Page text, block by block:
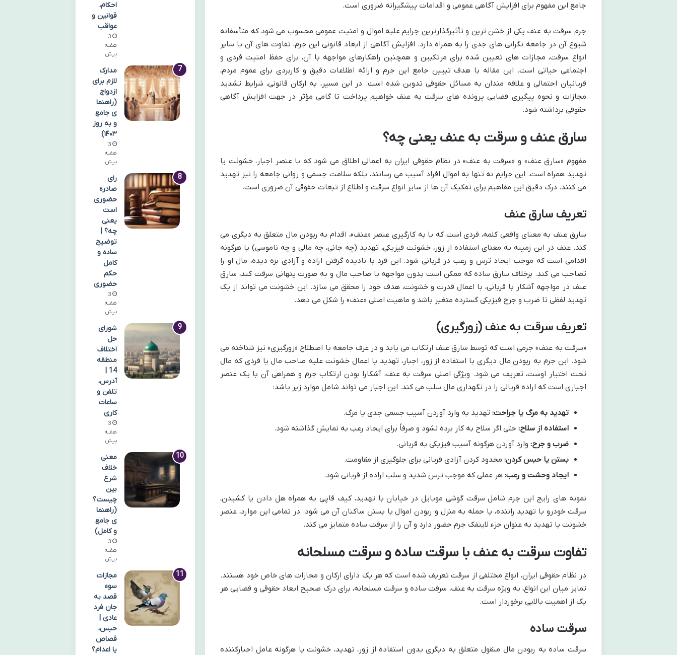
جامع این مفهوم برای افزایش آگاهی عمومی و اقدامات پیشگیرانه ضروری است.
جرم سرقت به عنف یکی از خشن ترین و تأثیرگذارترین جرایم علیه اموال و امنیت عمومی محسوب می شود که متأسفانه
شیوع آن در جامعه نگرانی های جدی را به همراه دارد. افزایش آگاهی از ابعاد قانونی این جرم، تفاوت های آن با سایر
انواع سرقت، مجازات های تعیین شده برای مرتکبین و همچنین راهکارهای مواجهه با آن، برای حفظ امنیت فردی و
اجتماعی حیاتی است. این مقاله با هدف تبیین جامع این جرم و ارائه اطلاعات دقیق و کاربردی برای عموم مردم،
قربانیان احتمالی و علاقه مندان به مسائل حقوقی تدوین شده است. در این مسیر، به ارکان قانونی، شرایط تشدید
مجازات و نحوه پیگیری قضایی پرونده های سرقت به عنف خواهیم پرداخت تا گامی مؤثر در جهت افزایش آگاهی
حقوقی برداشته شود.
سارق عنف و سرقت به عنف یعنی چه؟
مفهوم «سارق عنف» و «سرقت به عنف» در نظام حقوقی ایران به اعمالی اطلاق می شود که با عنصر اجبار، خشونت یا
تهدید همراه است. این جرایم نه تنها به اموال افراد آسیب می رسانند، بلکه سلامت جسمی و روانی جامعه را نیز تهدید
می کنند. درک دقیق این مفاهیم برای تفکیک آن ها از سایر انواع سرقت و اطلاع از تبعات حقوقی آن ضروری است.
تعریف سارق عنف
سارق عنف به معنای واقعی کلمه، فردی است که با به کارگیری عنصر «عنف»، اقدام به ربودن مال متعلق به دیگری می
کند. عنف در این زمینه به معنای استفاده از زور، خشونت فیزیکی، تهدید (چه جانی، چه مالی و چه ناموسی) یا هرگونه
اقدامی است که موجب ایجاد ترس و رعب در قربانی شود. این فرد با نادیده گرفتن اراده و آزادی بزه دیده، مال او را
تصاحب می کند. برخلاف سارق ساده که ممکن است بدون مواجهه با صاحب مال و به صورت پنهانی سرقت کند، سارق
عنف در مواجهه آشکار با قربانی، با اعمال قدرت و خشونت، هدف خود را محقق می سازد. این خشونت می تواند از یک
تهدید لفظی تا ضرب و جرح فیزیکی گسترده متغیر باشد و ماهیت اصلی «عنف» را شکل می دهد.
تعریف سرقت به عنف (زورگیری)
«سرقت به عنف» جرمی است که توسط سارق عنف ارتکاب می یابد و در عرف جامعه با اصطلاح «زورگیری» نیز شناخته می
شود. این جرم به ربودن مال دیگری با استفاده از زور، اجبار، تهدید یا اعمال خشونت علیه صاحب مال یا فردی که مال
تحت اختیار اوست، تعریف می شود. ویژگی اصلی سرقت به عنف، آشکارا بودن ارتکاب جرم و همراهی آن با یک عنصر
اجباری است که اراده قربانی را در نگهداری مال سلب می کند. این اجبار می تواند شامل موارد زیر باشد:
تهدید به مرگ یا جراحت: تهدید به وارد آوردن آسیب جسمی جدی یا مرگ.
استفاده از سلاح: حتی اگر سلاح به کار برده نشود و صرفاً برای ایجاد رعب به نمایش گذاشته شود.
ضرب و جرح: وارد آوردن هرگونه آسیب فیزیکی به قربانی.
بستن یا حبس کردن: محدود کردن آزادی قربانی برای جلوگیری از مقاومت.
ایجاد وحشت و رعب: هر عملی که موجب ترس شدید و سلب اراده از قربانی شود.
نمونه های رایج این جرم شامل سرقت گوشی موبایل در خیابان با تهدید، کیف قاپی به همراه هل دادن یا کشیدن،
سرقت خودرو با تهدید راننده، یا حمله به منزل و ربودن اموال با بستن ساکنان آن می شود. در تمامی این موارد، عنصر
خشونت یا تهدید به عنوان جزء لاینفک جرم حضور دارد و آن را از سرقت ساده متمایز می کند.
تفاوت سرقت به عنف با سرقت ساده و سرقت مسلحانه
در نظام حقوقی ایران، انواع مختلفی از سرقت تعریف شده است که هر یک دارای ارکان و مجازات های خاص خود هستند.
تمایز میان این انواع، به ویژه سرقت به عنف، سرقت ساده و سرقت مسلحانه، برای درک صحیح ابعاد حقوقی و قضایی هر
یک از اهمیت بالایی برخوردار است.
سرقت ساده
سرقت ساده به ربودن مال منقول متعلق به دیگری بدون استفاده از زور، تهدید، خشونت یا هرگونه عامل اجبارکننده
احکام،
قوانین و
عواقب
3
هفته
پیش
مدارک
لازم برای
ازدواج
(راهنما
ی جامع
و به روز
۱۴۰۳)
3
هفته
پیش
رای
صادره
حضوری
است
یعنی
چه؟ |
توضیح
ساده و
کامل
حکم
حضوری
3
هفته
پیش
شورای
حل
اختلاف
منطقه
14 |
آدرس،
تلفن و
ساعات
کاری
3
هفته
پیش
معنی
خلاف
شرع
بین
چیست؟
(راهنما
ی جامع
و کامل)
3
هفته
پیش
مجازات
سوء
قصد به
جان فرد
عادی |
حبس،
قصاص
یا اعدام؟